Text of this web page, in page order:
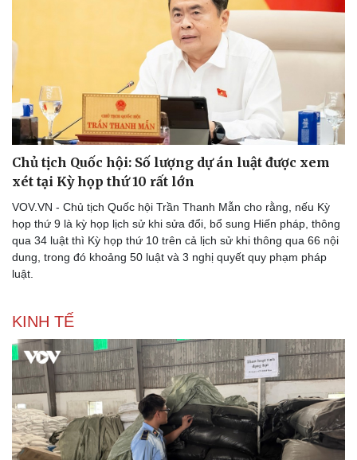
Pháp luật
Vụ án
Tư vấn luật
Quân sự - Quốc phòng
Vũ khí
Phân tích
Chủ tịch Quốc hội: Số lượng dự án luật được xem
xét tại Kỳ họp thứ 10 rất lớn
VOV.VN - Chủ tịch Quốc hội Trần Thanh Mẫn cho rằng, nếu Kỳ
họp thứ 9 là kỳ họp lịch sử khi sửa đổi, bổ sung Hiến pháp, thông
qua 34 luật thì Kỳ họp thứ 10 trên cả lịch sử khi thông qua 66 nội
dung, trong đó khoảng 50 luật và 3 nghị quyết quy phạm pháp
luật.
KINH TẾ